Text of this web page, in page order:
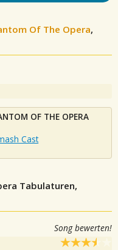
Of The Opera,
OF THE OPERA
Cast
Tabulaturen,
Song bewerten!